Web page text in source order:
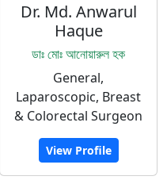
Dr. Md. Anwarul
Haque
ডাঃ মোঃ আনোয়ারুল হক
General,
Laparoscopic, Breast
& Colorectal Surgeon
View Profile